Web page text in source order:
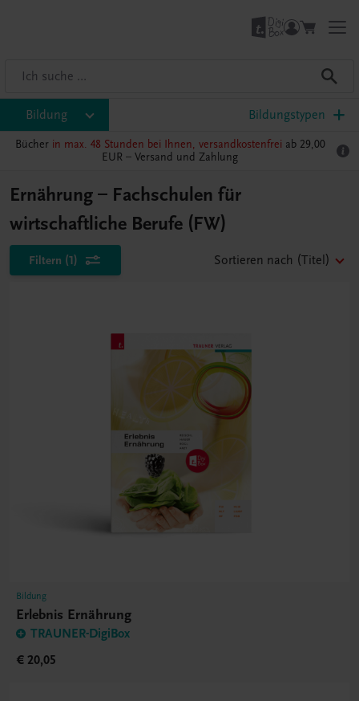
Bildung Bildungstypen
Bücher in max. 48 Stunden bei Ihnen, versandkostenfrei ab 29,00
EUR – Versand und Zahlung
Ernährung – Fachschulen für
wirtschaftliche Berufe (FW)
Filtern (1) Sortieren nach (Titel)
Bildung
Erlebnis Ernährung
TRAUNER-DigiBox
€ 20,05